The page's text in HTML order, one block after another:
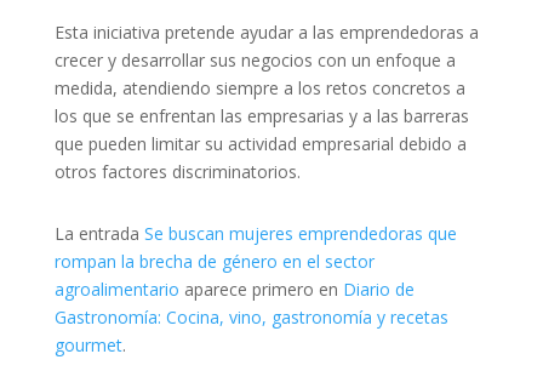
Esta iniciativa pretende ayudar a las emprendedoras a
crecer y desarrollar sus negocios con un enfoque a
medida, atendiendo siempre a los retos concretos a
los que se enfrentan las empresarias y a las barreras
que pueden limitar su actividad empresarial debido a
otros factores discriminatorios.
La entrada Se buscan mujeres emprendedoras que
rompan la brecha de género en el sector
agroalimentario aparece primero en Diario de
Gastronomía: Cocina, vino, gastronomía y recetas
gourmet.